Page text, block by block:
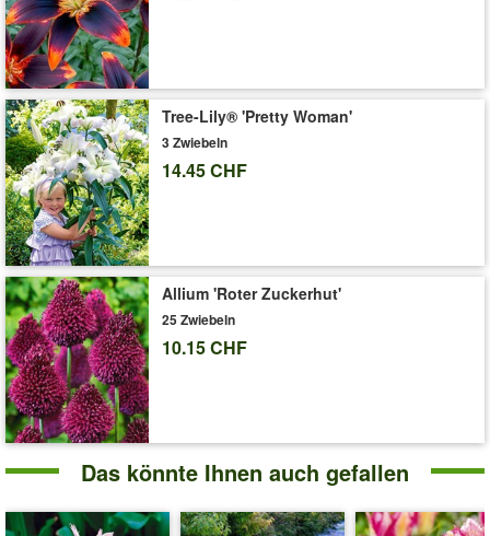
& Wasserbedarf der mehrjährigen, winterharten Blumenzwiebeln
ist gering. (Tulipa)
Art.-Nr.:39937
Liefergrösse:Zwiebelumfang 11/12 cm
'Papageien-Tulpe 'Parrot Negrita''
Tree-Lily® 'Pretty Woman'
3 Zwiebeln
14.45 CHF
Allium 'Roter Zuckerhut'
25 Zwiebeln
10.15 CHF
Das könnte Ihnen auch gefallen